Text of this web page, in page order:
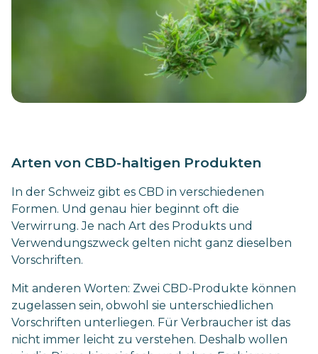
Arten von CBD-haltigen Produkten
In der Schweiz gibt es CBD in verschiedenen
Formen. Und genau hier beginnt oft die
Verwirrung. Je nach Art des Produkts und
Verwendungszweck gelten nicht ganz dieselben
Vorschriften.
Mit anderen Worten: Zwei CBD-Produkte können
zugelassen sein, obwohl sie unterschiedlichen
Vorschriften unterliegen. Für Verbraucher ist das
nicht immer leicht zu verstehen. Deshalb wollen